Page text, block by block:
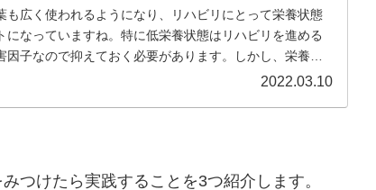
も広く使われるようになり、リハビリにとって栄養状態
になっていますね。特に低栄養状態はリハビリを進める
子なので抑えておく必要があります。しかし、栄養は
2022.03.10
つけたら実践することを3つ紹介します。